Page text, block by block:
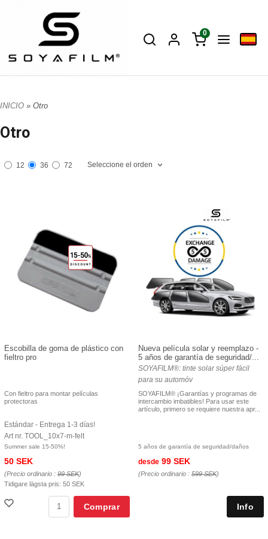
0
INICIO » Otro
Otro
12 36 72 Seleccione el orden
Escobilla de goma de plástico con
fieltro pro
Con fieltro para montar películas
protectoras
Estándar - Entrega 1-3 días!
Art nr. TOOL_10x7-m-felt
Summer sale 15-50%!
50 SEK
(Precio ordinario : 99 SEK)
Tidigare lägsta pris: 50 SEK
Comprar
Nueva película solar y reemplazo -
5 años de garantía de seguridad/...
SOYAFILM®: tinte solar súper fácil
para su automóv
SOYAFILM® ¡Garantías y programas de
intercambio imbatibles! Para usar este
artículo, primero se requiere nuestra apr...
5 años de garantía de seguridad/daños
desde 99 SEK
(Precio ordinario : 599 SEK)